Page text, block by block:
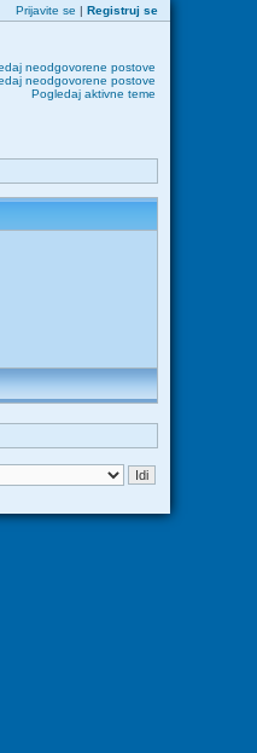
Prijavite se | Registruj se
neodgovorene postove
neodgovorene postove
Pogledaj aktivne teme